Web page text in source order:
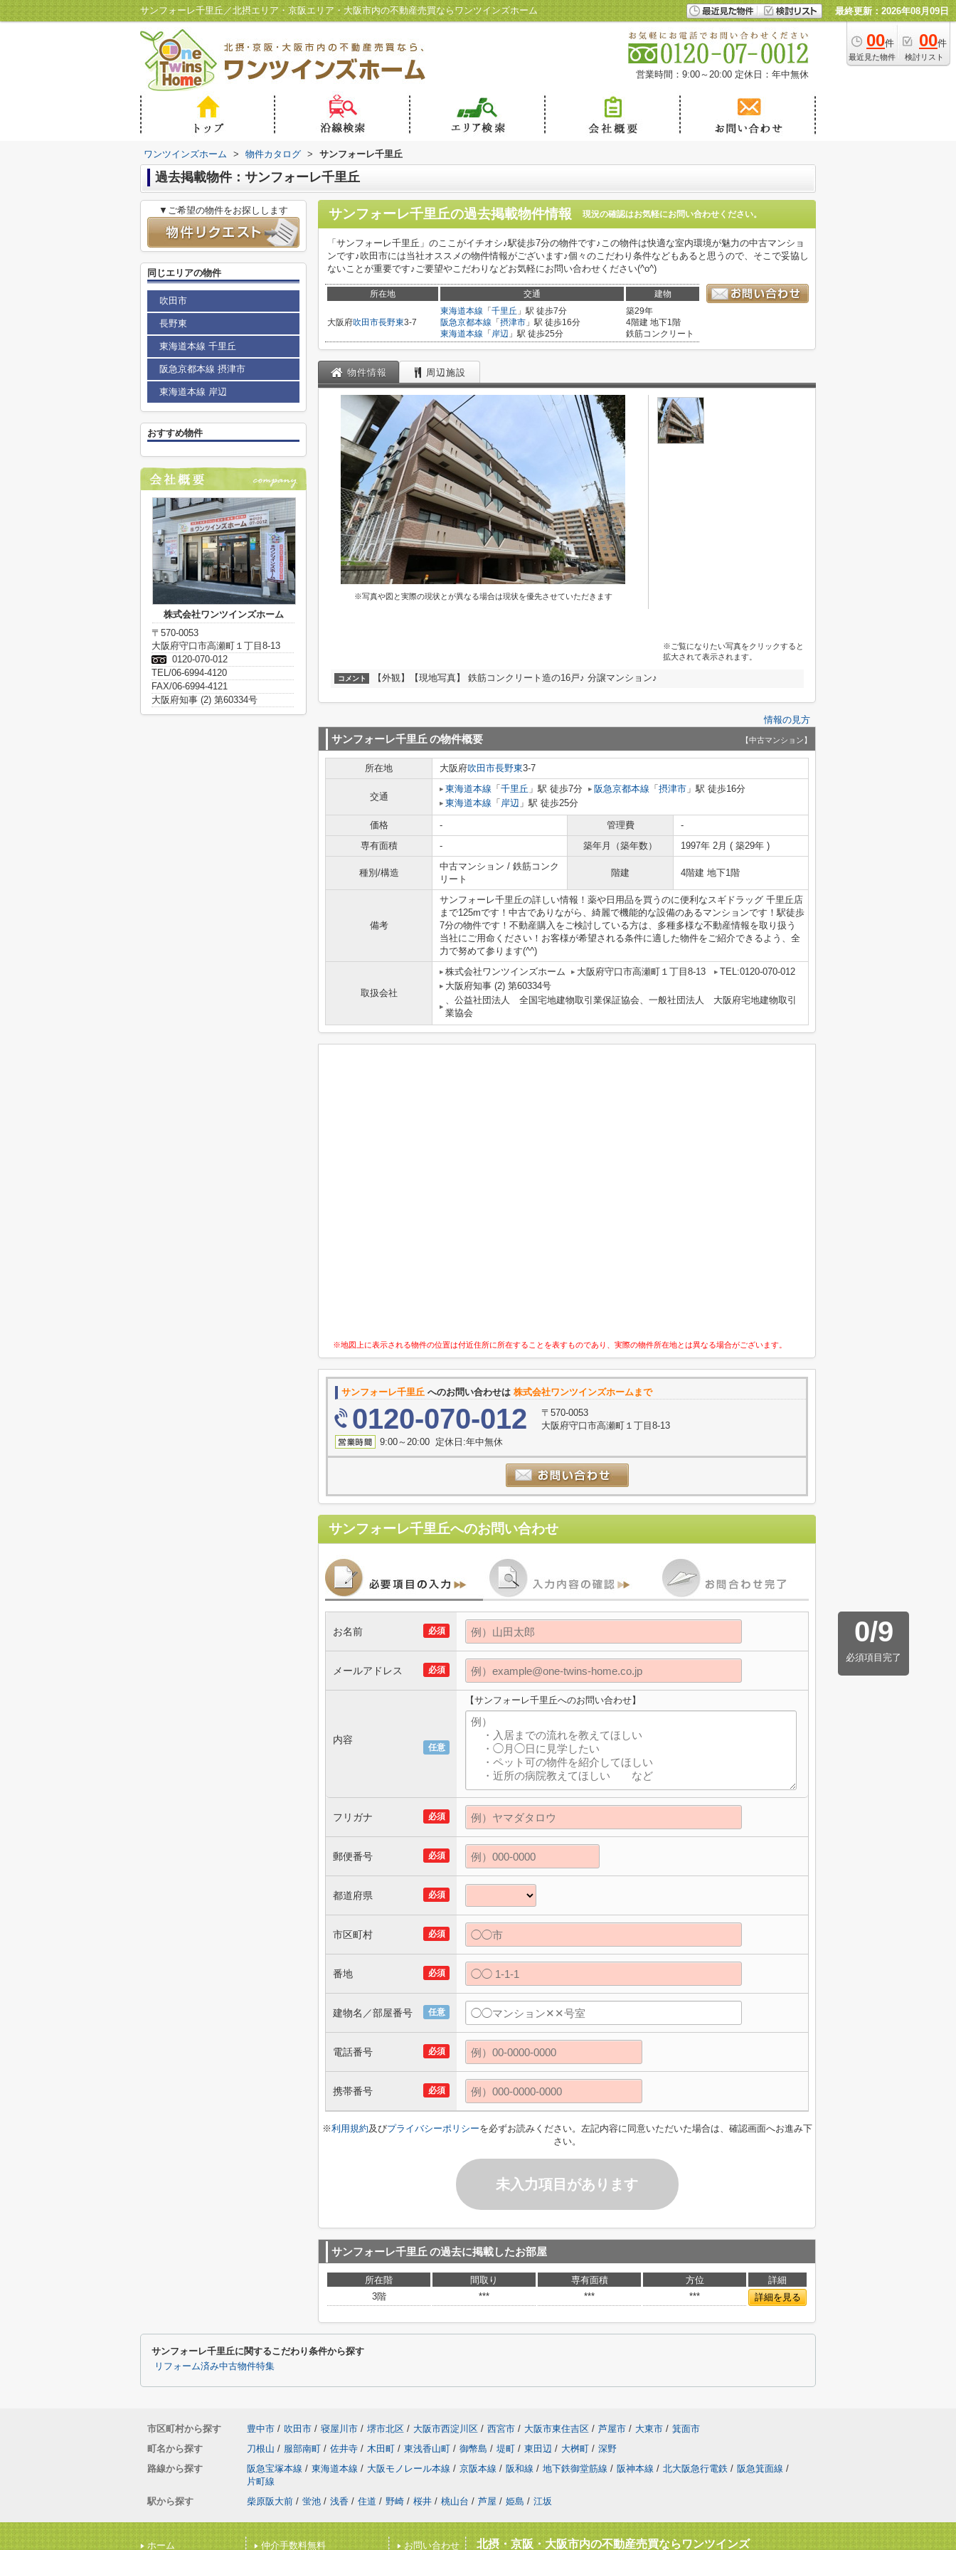
サンフォーレ千里丘／北摂エリア・京阪エリア・大阪市内の不動産売買ならワンツインズホーム 最終更新：2026年08月09日
00件
最近見た物件
00件
検討リスト
営業時間：9:00～20:00 定休日：年中無休
ワンツインズホーム > 物件カタログ > サンフォーレ千里丘
過去掲載物件：サンフォーレ千里丘
サンフォーレ千里丘の過去掲載物件情報 現況の確認はお気軽にお問い合わせください。
「サンフォーレ千里丘」のここがイチオシ♪駅徒歩7分の物件です♪この物件は快適な室内環境が魅力の中古マンショ
ンです♪吹田市には当社オススメの物件情報がございます♪個々のこだわり条件などもあると思うので、そこで妥協し
ないことが重要です♪ご要望やこだわりなどお気軽にお問い合わせください(^o^)
所在地 交通 建物
大阪府吹田市長野東3-7
東海道本線 「 千里丘 」駅 徒歩7分
阪急京都本線 「 摂津市 」駅 徒歩16分
東海道本線 「 岸辺 」駅 徒歩25分
築29年
4階建 地下1階
鉄筋コンクリート
物件情報 周辺施設
※写真や図と実際の現状とが異なる場合は現状を優先させていただきます
※ご覧になりたい写真をクリックすると
拡大されて表示されます。
コメント 【外観】【現地写真】 鉄筋コンクリート造の16戸♪ 分譲マンション♪
情報の見方
サンフォーレ千里丘 の物件概要 【中古マンション】
所在地 大阪府吹田市長野東3-7
交通
東海道本線 「 千里丘 」駅 徒歩7分 阪急京都本線 「 摂津市 」駅 徒歩16分
東海道本線 「 岸辺 」駅 徒歩25分
価格 - 管理費
-
専有面積
- 築年月（築年数） 1997年 2月 ( 築29年 )
種別/構造
中古マンション / 鉄筋コンク
リート
階建 4階建 地下1階
備考
サンフォーレ千里丘の詳しい情報！薬や日用品を買うのに便利なスギドラッグ 千里丘店
まで125mです！中古でありながら、綺麗で機能的な設備のあるマンションです！駅徒歩
7分の物件です！不動産購入をご検討している方は、多種多様な不動産情報を取り扱う
当社にご用命ください！お客様が希望される条件に適した物件をご紹介できるよう、全
力で努めて参ります(^^)
取扱会社
株式会社ワンツインズホーム 大阪府守口市高瀬町１丁目8-13
TEL:0120-070-012
大阪府知事 (2) 第60334号
、公益社団法人 全国宅地建物取引業保証協会、一般社団法人 大阪府宅地建物取引
業協会
※地図上に表示される物件の位置は付近住所に所在することを表すものであり、実際の物件所在地とは異なる場合がございます。
サンフォーレ千里丘 へのお問い合わせは 株式会社ワンツインズホームまで
0120-070-012
〒570-0053
大阪府守口市高瀬町１丁目8-13
9:00～20:00 定休日:年中無休
サンフォーレ千里丘へのお問い合わせ
0/9
必須項目完了
必須
お名前
必須
メールアドレス
任意
内容
【サンフォーレ千里丘へのお問い合わせ】
必須
フリガナ
必須
郵便番号
必須
都道府県
必須
市区町村
必須
番地
任意
建物名／部屋番号
必須
電話番号
必須
携帯番号
※利用規約及びプライバシーポリシーを必ずお読みください。左記内容に同意いただいた場合は、確認画面へお進み下
さい。
未入力項目があります
サンフォーレ千里丘 の過去に掲載したお部屋
所在階 間取り 専有面積 方位
詳細
3階
*** *** *** 詳細を見る
▼ご希望の物件をお探しします
同じエリアの物件
吹田市
長野東
東海道本線 千里丘
阪急京都本線 摂津市
東海道本線 岸辺
おすすめ物件
株式会社ワンツインズホーム
〒570-0053
大阪府守口市高瀬町１丁目8-13
0120-070-012
TEL/06-6994-4120
FAX/06-6994-4121
大阪府知事 (2) 第60334号
サンフォーレ千里丘に関するこだわり条件から探す
リフォーム済み中古物件特集
市区町村から探す 豊中市 / 吹田市 / 寝屋川市 / 堺市北区 / 大阪市西淀川区 / 西宮市 / 大阪市東住吉区 / 芦屋市 / 大東市 / 箕面市
町名から探す
刀根山 / 服部南町 / 佐井寺 / 木田町 / 東浅香山町 / 御幣島 / 堤町 / 東田辺 / 大桝町 / 深野
路線から探す
阪急宝塚本線 / 東海道本線 / 大阪モノレール本線 / 京阪本線 / 阪和線 / 地下鉄御堂筋線 / 阪神本線 / 北大阪急行電鉄 / 阪急箕面線 /
片町線
駅から探す
柴原阪大前 / 蛍池 / 浅香 / 住道 / 野崎 / 桜井 / 桃山台 / 芦屋 / 姫島 / 江坂
ホーム 仲介手数料無料 お問い合わせ 北摂・京阪・大阪市内の不動産売買ならワンツインズ